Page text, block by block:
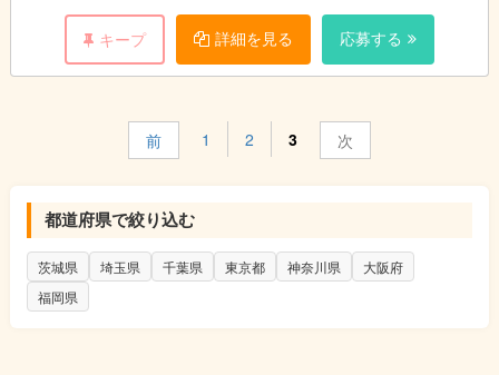
キープ 詳細を見る 応募する
前 1 2 3 次
都道府県で絞り込む
茨城県 埼玉県 千葉県 東京都 神奈川県
大阪府
福岡県